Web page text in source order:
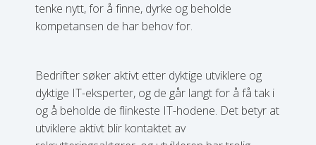
tenke nytt, for å finne, dyrke og beholde
kompetansen de har behov for.
Bedrifter søker aktivt etter dyktige utviklere og
dyktige IT-eksperter, og de går langt for å få tak i
og å beholde de flinkeste IT-hodene. Det betyr at
utviklere aktivt blir kontaktet av